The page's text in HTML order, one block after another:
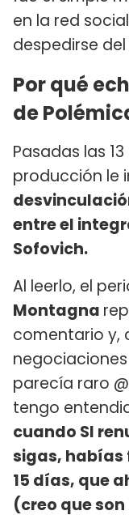
en la red
despedirse
Por qué
de
Pasadas las
producción le
entre el
Sofovich​.
Al leerlo, el
Montagna
comentario y,
negociaciones
parecía raro
tengo
cuando SI
sigas,
15 días, que
(creo que